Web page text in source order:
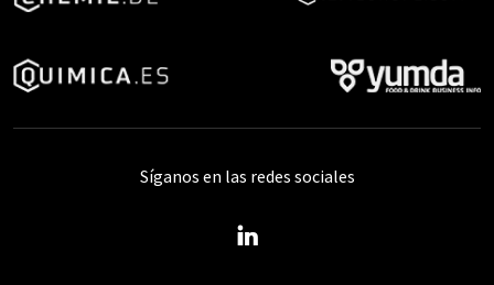
Síganos en las redes sociales